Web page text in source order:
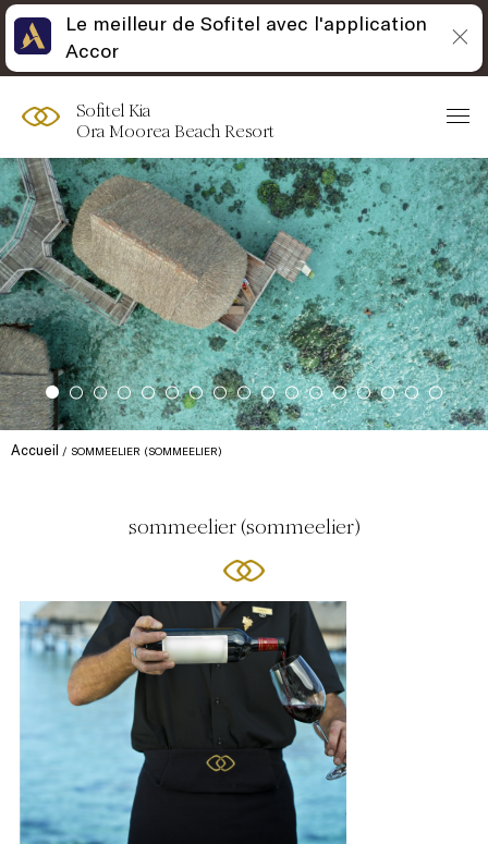
Sofitel Kia
Ora Moorea Beach Resort
Accueil SOMMEELIER (SOMMEELIER)
sommeelier (sommeelier)
Le meilleur de Sofitel avec l'application
Accor